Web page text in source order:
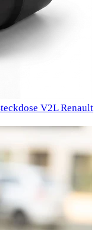
V2L Renault